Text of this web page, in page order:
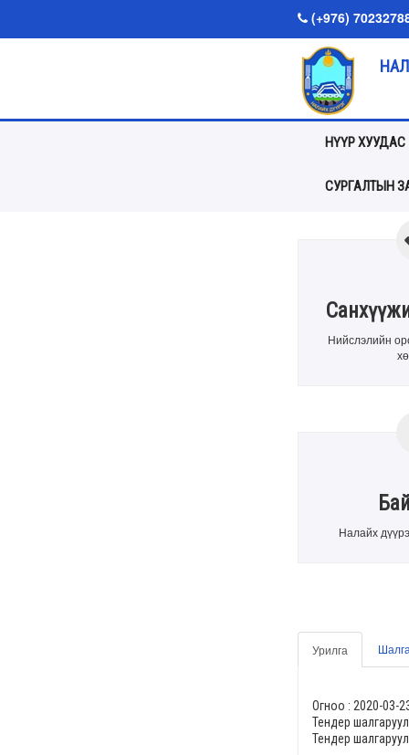
(+976)
НҮҮР ХУУДАС
СУРГАЛТЫН
Нийслэлийн
Налайх
Урилга
Огноо : 2020-03-
Тендер
Тендер